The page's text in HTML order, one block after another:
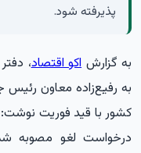
پذیرفته شود.
به گزارشاکو اقتصاد،
به رفیع‌زاده معاون
کشور با قید فوریت